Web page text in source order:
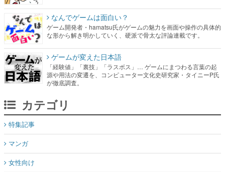
なんでゲームは面白い？
ゲーム開発者・hamatsu氏がゲームの魅力を画面や操作の具体的
な形から解き明かしていく、硬派で骨太な評論連載です。
ゲームが変えた日本語
「経験値」「裏技」「ラスボス」… ゲームにまつわる言葉の起
源や用法の変遷を、コンピューター文化史研究家・タイニーP氏
が徹底調査。
カテゴリ
特集記事
マンガ
女性向け